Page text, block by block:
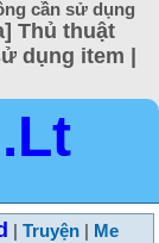
cần sử dụng
Thủ thuật
dụng item |
Truyện
Me